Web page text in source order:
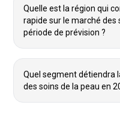
Quelle est la région qui
rapide sur le marché des
période de prévision ?
Quel segment détiendra
des soins de la peau en